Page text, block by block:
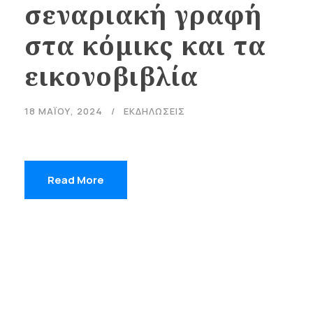
σεναριακή γραφή
στα κόμικς και τα
εικονοβιβλία
18 ΜΑΪ́ΟΥ, 2024 ΕΚΔΗΛΩΣΕΙΣ
Read More